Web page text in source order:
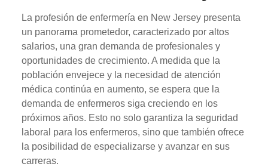
La profesión de enfermería en New Jersey presenta
un panorama prometedor, caracterizado por altos
salarios, una gran demanda de profesionales y
oportunidades de crecimiento. A medida que la
población envejece y la necesidad de atención
médica continúa en aumento, se espera que la
demanda de enfermeros siga creciendo en los
próximos años. Esto no solo garantiza la seguridad
laboral para los enfermeros, sino que también ofrece
la posibilidad de especializarse y avanzar en sus
carreras.